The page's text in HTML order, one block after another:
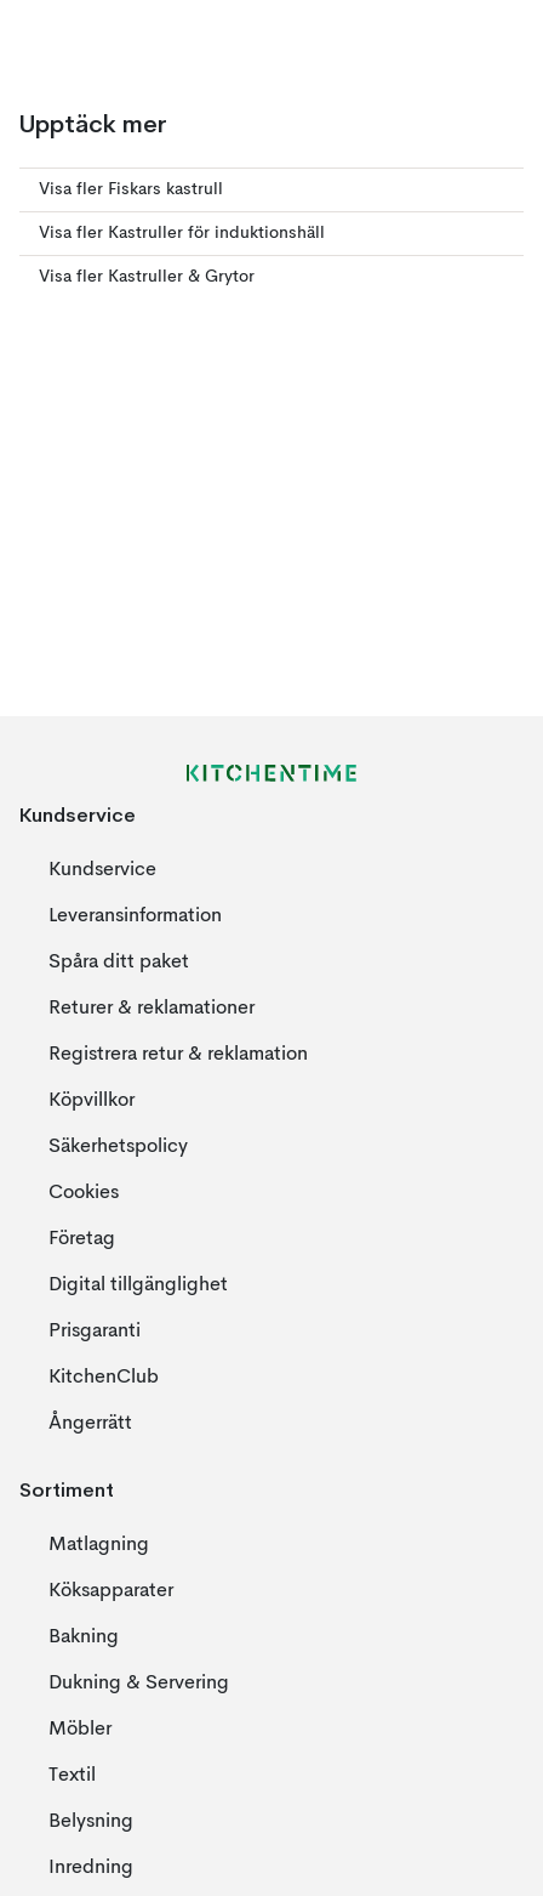
Upptäck mer
Visa fler Fiskars kastrull
Visa fler Kastruller för induktionshäll
Visa fler Kastruller & Grytor
Kundservice
Kundservice
Leveransinformation
Spåra ditt paket
Returer & reklamationer
Registrera retur & reklamation
Köpvillkor
Säkerhetspolicy
Cookies
Företag
Digital tillgänglighet
Prisgaranti
KitchenClub
Ångerrätt
Sortiment
Matlagning
Köksapparater
Bakning
Dukning & Servering
Möbler
Textil
Belysning
Inredning